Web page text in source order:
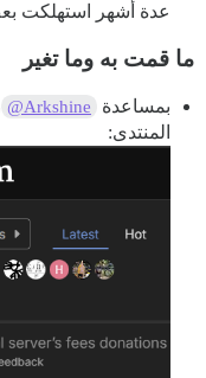
عدة أشهر استهلكت
ما قمت به وما تغير
بمساعدة @Arkshine
المنتدى: